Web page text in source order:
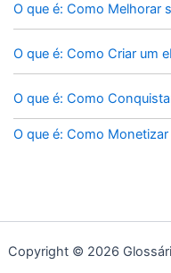
O que é: Como Melhorar
O que é: Como Criar um
O que é: Como
O que é: Como Monetizar
Copyright © 2026